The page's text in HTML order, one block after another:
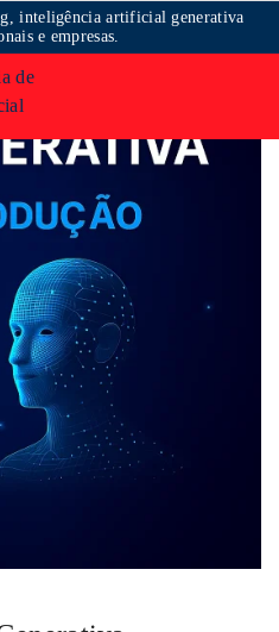
inteligência artificial generativa
e empresas.